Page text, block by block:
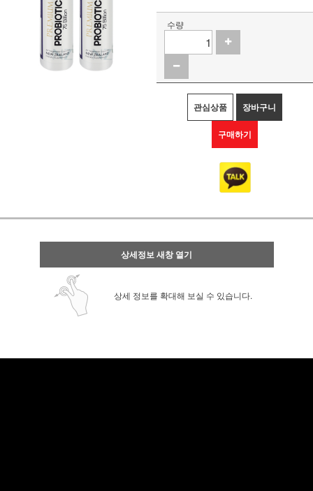
수량
관심상품 장바구니
구매하기
상세정보 새창 열기
상세 정보를 확대해 보실 수 있습니다.